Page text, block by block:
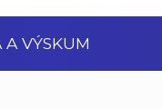
A VÝSKUM